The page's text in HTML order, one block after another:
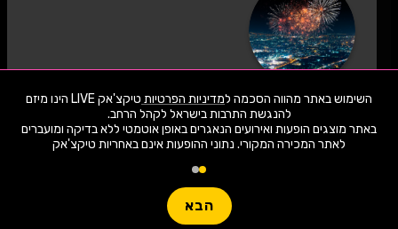
השימוש באתר מהווה הסכמה למדיניות הפרטיות
טיקצ'אק LIVE הינו מיזם
באתר מוצגים הופעות ואירועים הנאגרים באופן אוטמטי ללא בדיקה ומועברים
לאתר המכירה המקורי. נתוני ההופעות אינם באחריות טיקצ'אק
הבא
חפשו הופעה
כל מה שחם באירועים לנשים סופ"ש בפרדס
חנה כרכור!
לחצו "עקוב" כדי לקבל עדכונים ראשונים על השקת
הופעות, כרטיסים, שוברי הנחה וחשיפה בלעדית
למתרחש באזור שלכם. הצטרפו לסצנת התרבות
באירועים לנשים סופ"ש בפרדס חנה כרכור ותהיו